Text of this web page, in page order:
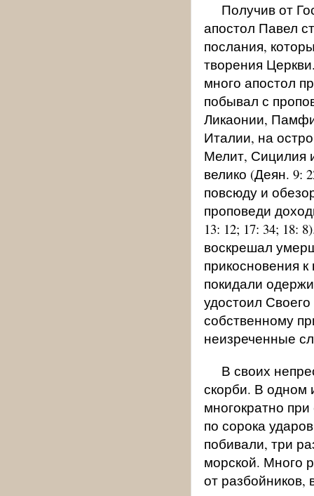
Получив от
апостол Павел
послания,
творения
много апостол
побывал с
Ликаонии,
Италии, на
Мелит, Сицилия
велико (Деян. 9:
повсюду и
проповеди
13: 12; 17: 34; 18:
воскрешал
прикосновения
покидали
удостоил
собственному
неизреченные
В своих
скорби. В одном
многократно
по сорока
побивали, три
морской. Много
от разбойников,